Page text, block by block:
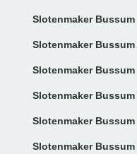
Slotenmaker Bussum
Slotenmaker
Slotenmaker Bussum
Slotenmaker
Slotenmaker
Slotenmaker